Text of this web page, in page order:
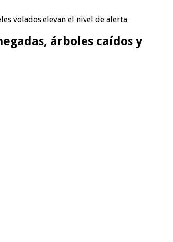
volados elevan el nivel de alerta
árboles caídos y